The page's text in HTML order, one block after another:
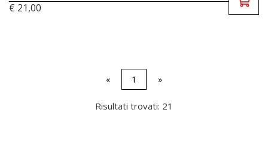
€ 21,00
« 1 »
Risultati trovati: 21